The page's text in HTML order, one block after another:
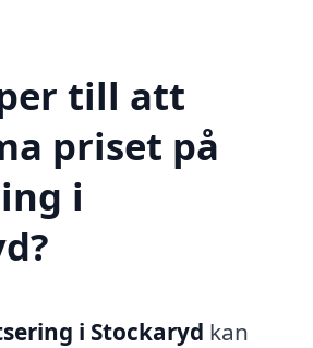
till att
priset på
i
i Stockaryd kan